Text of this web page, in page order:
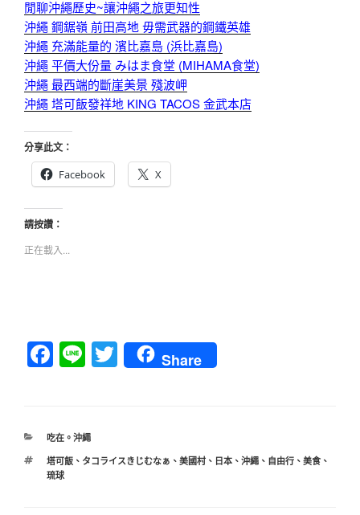
閒聊沖繩歷史~讓沖繩之旅更知性
沖繩 鋼鋸嶺 前田高地 毋需武器的鋼鐵英雄
沖繩 充滿能量的 濱比嘉島 (浜比嘉島)
沖繩 平價大份量 みはま食堂 (MIHAMA食堂)
沖繩 最西端的斷崖美景 殘波岬
沖繩 塔可飯發祥地 KING TACOS 金武本店
分享此文：
Facebook
X
請按讚：
正在載入...
F
e
b
o
Li T
wi
Share
分
吃在。沖繩
標
籤
塔可飯、 タコライスきじむなぁ 、 美國村、 日本、 沖繩、 自由行、 美食、
琉球